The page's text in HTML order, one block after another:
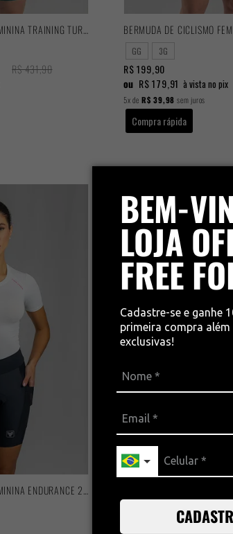
BEM-
LOJA
FREE
Cadastre-se e ganhe
primeira compra além
exclusivas!
BERMUDA DE CICLISMO FEMININA TRAINING TURQUESA 2025
R$ 431,90
GG 3G
R$ 199,90
ou R$ 179,91 à vista no pix
5xde R$ 39,98 sem juros
Compra rápida
BERMUDA DE CICLISMO FEMININA ENDURANCE 2025
G GG